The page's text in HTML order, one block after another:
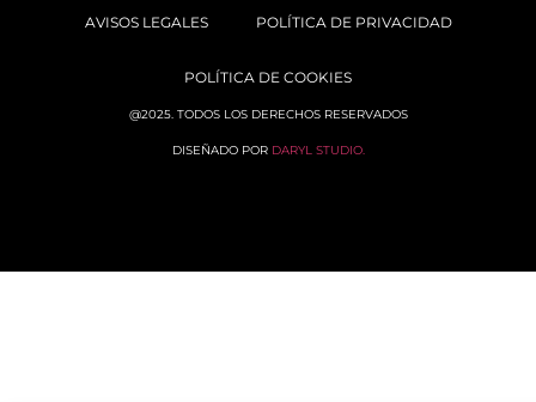
AVISOS LEGALES POLÍTICA DE PRIVACIDAD
POLÍTICA DE COOKIES
@2025. TODOS LOS DERECHOS RESERVADOS
DISEÑADO POR DARYL STUDIO.